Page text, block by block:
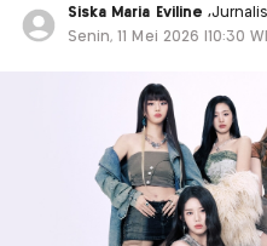
Siska Maria Eviline ,Jurnalis
Senin, 11 Mei 2026 |10:30